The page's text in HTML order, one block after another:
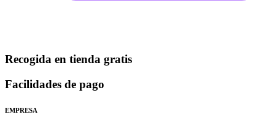
Recogida en tienda gratis
Facilidades de pago
EMPRESA